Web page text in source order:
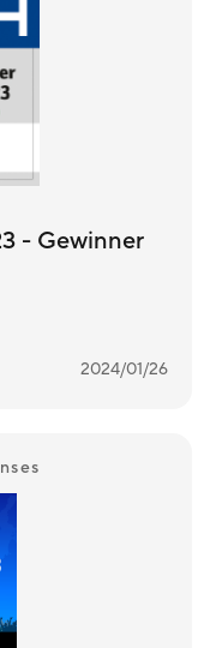
- Gewinner
2024/01/26